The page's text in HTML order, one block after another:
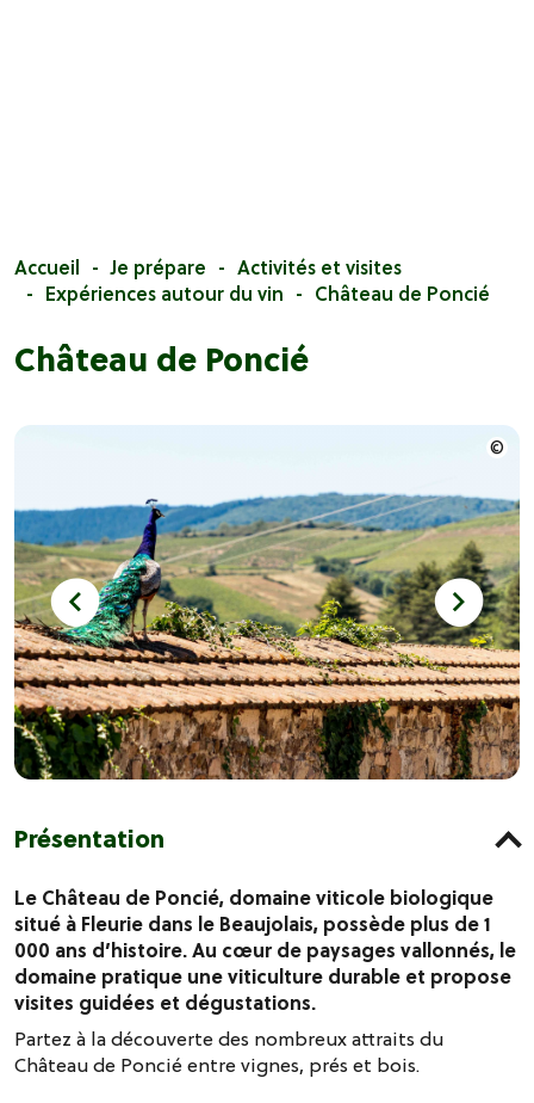
Accueil Je prépare
Activités et visites
Expériences autour du vin
Château de Poncié
Château de Poncié
Présentation
Le Château de Poncié, domaine viticole biologique
situé à Fleurie dans le Beaujolais, possède plus de 1
000 ans d’histoire. Au cœur de paysages vallonnés, le
domaine pratique une viticulture durable et propose
visites guidées et dégustations.
Partez à la découverte des nombreux attraits du
Château de Poncié entre vignes, prés et bois.